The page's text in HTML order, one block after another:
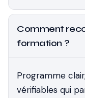
Comment
formation ?
Programme
vérifiables qui